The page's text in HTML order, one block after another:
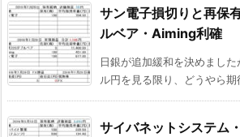
サン電子損切りと再保
ルベア・Aiming利確
日銀が追加緩和を決めまし
ル円を見る限り、どうやら
サイバネットシステム